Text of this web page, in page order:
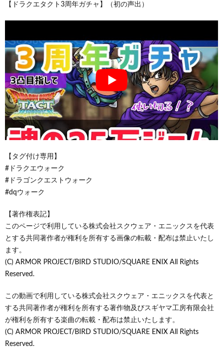
【ドラクエタクト3周年ガチャ】（初の声出）
【タグ付け専用】
#ドラクエウォーク
#ドラゴンクエストウォーク
#dqウォーク
【著作権表記】
このページで利用している株式会社スクウェア・エニックスを代表
とする共同著作者が権利を所有する画像の転載・配布は禁止いたし
ます。
(C) ARMOR PROJECT/BIRD STUDIO/SQUARE ENIX All Rights
Reserved.
この動画で利用している株式会社スクウェア・エニックスを代表と
する共同著作者が権利を所有する著作物及びスギヤマ工房有限会社
が権利を所有する楽曲の転載・配布は禁止いたします。
(C) ARMOR PROJECT/BIRD STUDIO/SQUARE ENIX All Rights
Reserved.